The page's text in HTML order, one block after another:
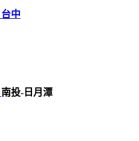
台中
南投-日月潭